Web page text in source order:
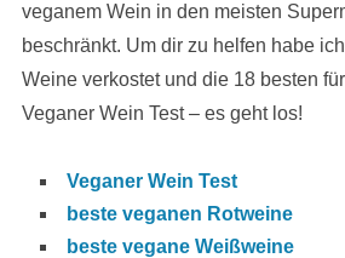
veganem Wein in den meisten
beschränkt. Um dir zu helfen habe
Weine verkostet und die 18 besten
Veganer Wein Test – es geht los!
Veganer Wein Test
beste veganen Rotweine
beste vegane Weißweine